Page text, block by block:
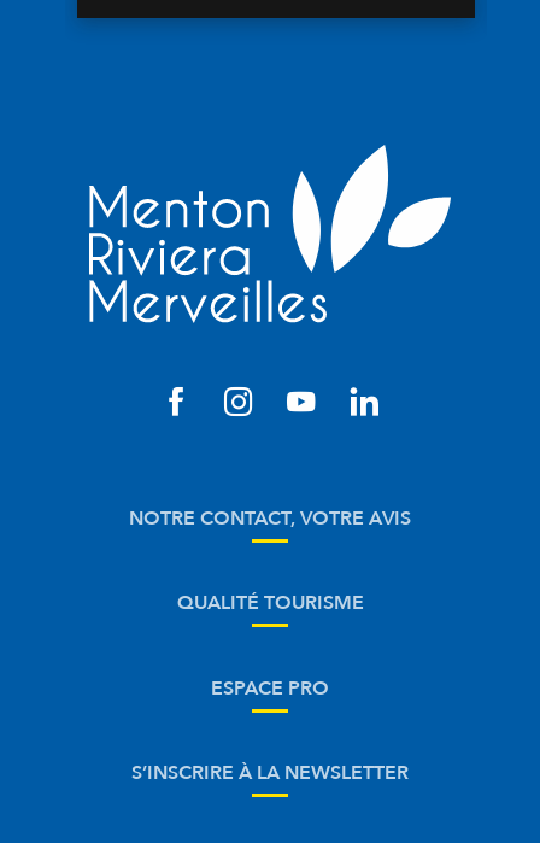
NOTRE CONTACT, VOTRE AVIS
QUALITÉ TOURISME
ESPACE PRO
S’INSCRIRE À LA NEWSLETTER